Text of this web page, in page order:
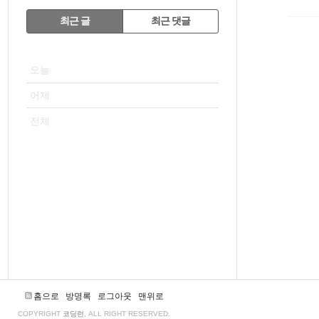
RECENTLY
최근 글 최근 댓글
오늘
어제
전체
홈으로 방명록 로그아웃 맨위로
COPYRIGHT 코딩런 , ALL RIGHT RESERVED.